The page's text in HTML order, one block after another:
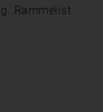
Rammelist